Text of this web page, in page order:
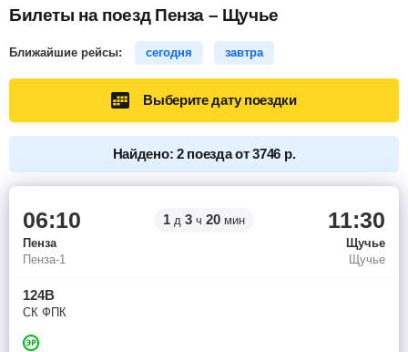
Билеты на поезд Пенза – Щучье
Ближайшие рейсы: сегодня завтра
Выберите дату поездки
Найдено: 2 поезда от 3746 р.
06:10 1 д 3 ч 20 мин 11:30
Пенза
Щучье
Пенза-1
Щучье
124В
СК ФПК